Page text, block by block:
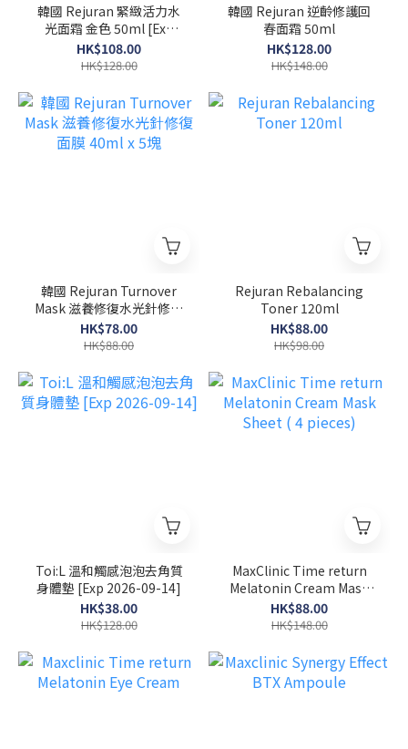
韓國 Rejuran 緊緻活力水
光面霜 金色 50ml [Exp
2027-07]
HK$108.00
HK$128.00
韓國 Rejuran 逆齡修護回
春面霜 50ml
HK$128.00
HK$148.00
韓國 Rejuran Turnover
Mask 滋養修復水光針修復
面膜 40ml x 5塊
HK$78.00
HK$88.00
Rejuran Rebalancing
Toner 120ml
HK$88.00
HK$98.00
Toi:L 溫和觸感泡泡去角質
身體墊 [Exp 2026-09-14]
HK$38.00
HK$128.00
MaxClinic Time return
Melatonin Cream Mask
Sheet ( 4 pieces)
HK$88.00
HK$148.00